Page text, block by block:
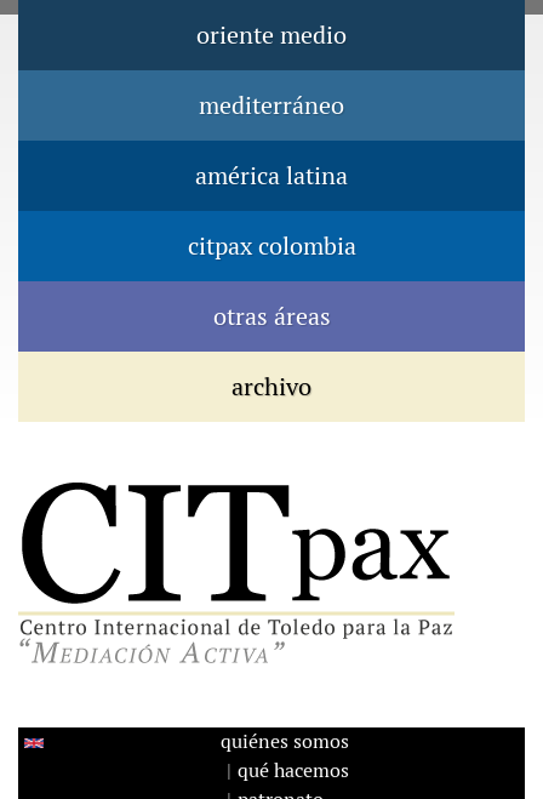
Jump to navigation
Menú principal
oriente medio
mediterráneo
américa latina
citpax colombia
otras áreas
archivo
quiénes somos
qué hacemos